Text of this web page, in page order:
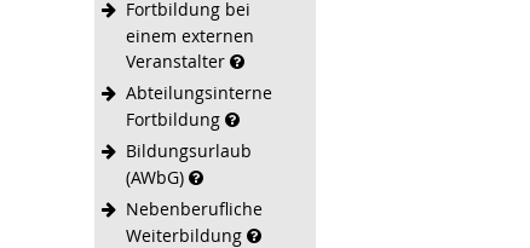
Fortbildung bei
einem externen
Veranstalter
Abteilungsinterne
Fortbildung
Bildungsurlaub
(AWbG)
Nebenberufliche
Weiterbildung